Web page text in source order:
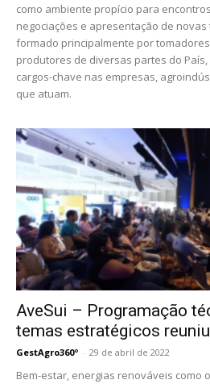
como ambiente propício para
negociações e apresentação de
formado principalmente por
produtores de diversas partes do
cargos-chave nas empresas,
que atuam.
AveSui – Programação
temas estratégicos
GestAgro360º - 29 de abril de 2022
Bem-estar, energias renováveis como